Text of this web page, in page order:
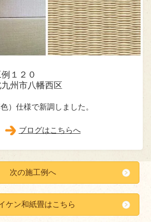
１２０
州市八幡西区
）仕様で新調しました。
ブログはこちらへ
次の施工例へ
ケン和紙畳はこちら